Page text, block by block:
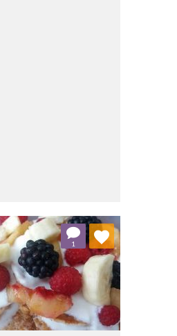
1
Dodaj do ulubionych
Wybierz listę: